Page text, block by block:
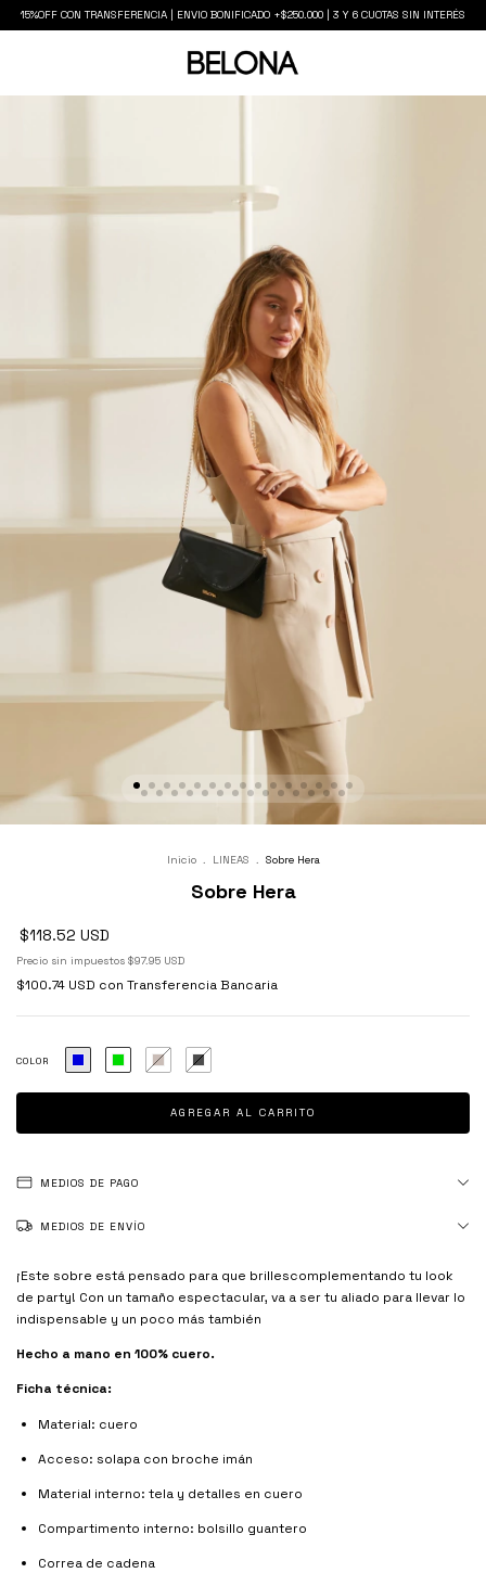
15%OFF CON TRANSFERENCIA | ENVIO BONIFICADO +$250.000 | 3 Y 6 CUOTAS SIN INTERÉS
Inicio . LINEAS . Sobre Hera
Sobre Hera
$118.52 USD
Precio sin impuestos $97.95 USD
$100.74 USD con Transferencia Bancaria
COLOR
MEDIOS DE PAGO
MEDIOS DE ENVÍO
¡Este sobre está pensado para que brillescomplementando tu look
de party! Con un tamaño espectacular, va a ser tu aliado para llevar lo
indispensable y un poco más también
Hecho a mano en 100% cuero.
Ficha técnica:
Material: cuero
Acceso: solapa con broche imán
Material interno: tela y detalles en cuero
Compartimento interno: bolsillo guantero
Correa de cadena